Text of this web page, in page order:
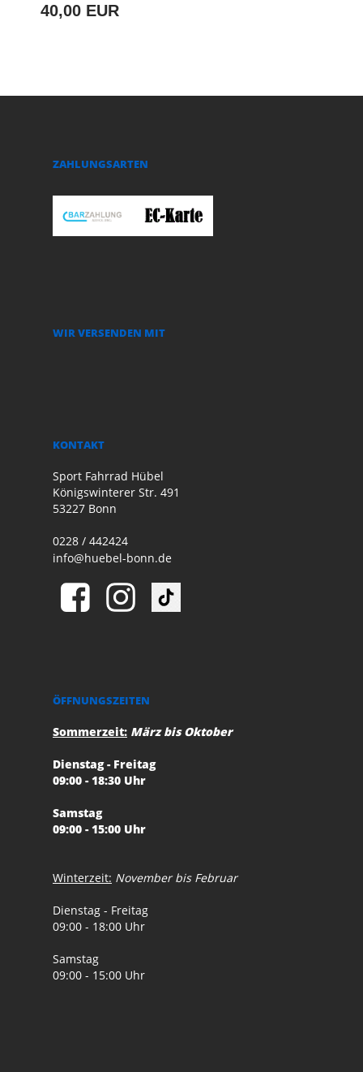
40,00 EUR
ZAHLUNGSARTEN
WIR VERSENDEN MIT
KONTAKT
Sport Fahrrad Hübel
Königswinterer Str. 491
53227 Bonn
0228 / 442424
info@huebel-bonn.de
ÖFFNUNGSZEITEN
Sommerzeit: März bis Oktober
Dienstag - Freitag
09:00 - 18:30 Uhr
Samstag
09:00 - 15:00 Uhr
Winterzeit: November bis Februar
Dienstag - Freitag
09:00 - 18:00 Uhr
Samstag
09:00 - 15:00 Uhr